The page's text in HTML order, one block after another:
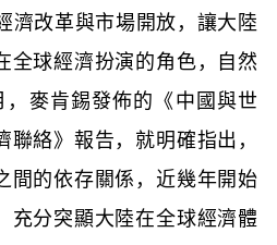
濟改革與市場開放，讓大陸
全球經濟扮演的角色，自然
麥肯錫發佈的《中國與世
絡》報告，就明確指出，
間的依存關係，近幾年開始
充分突顯大陸在全球經濟體